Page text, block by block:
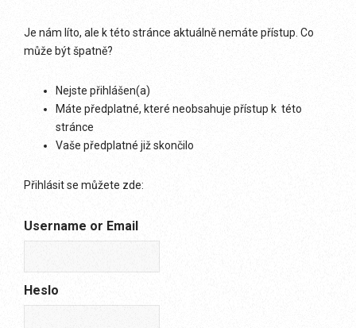
Je nám líto, ale k této stránce aktuálně nemáte přístup. Co
může být špatně?
Nejste přihlášen(a)
Máte předplatné, které neobsahuje přístup k této
stránce
Vaše předplatné již skončilo
Přihlásit se můžete zde:
Username or Email
Heslo